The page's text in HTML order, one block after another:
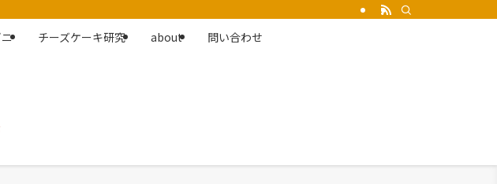
チーズケーキ研究 about 問い合わせ